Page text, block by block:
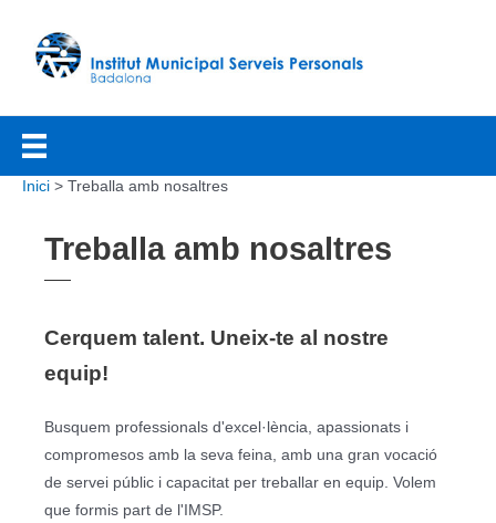
contingut
Inici Treballa amb nosaltres
Treballa amb nosaltres
Cerquem talent. Uneix-te al nostre
equip!
Busquem professionals d'excel·lència, apassionats i
compromesos amb la seva feina, amb una gran vocació
de servei públic i capacitat per treballar en equip. Volem
que formis part de l'IMSP.